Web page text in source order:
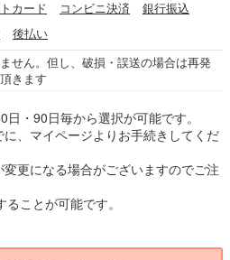
カード コンビニ決済
銀行振込
後払い
せん。但し、破損・誤送の場合は再発
きます
・90日毎から選択が可能です。
、マイページよりお手続きしてくだ
更になる場合がございますのでご注
ことが可能です。